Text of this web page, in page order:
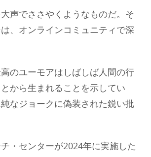
声でささやくようなものだ。そ
、オンラインコミュニティで深
のユーモアはしばしば人間の行
から生まれることを示してい
なジョークに偽装された鋭い批
・センターが2024年に実施した